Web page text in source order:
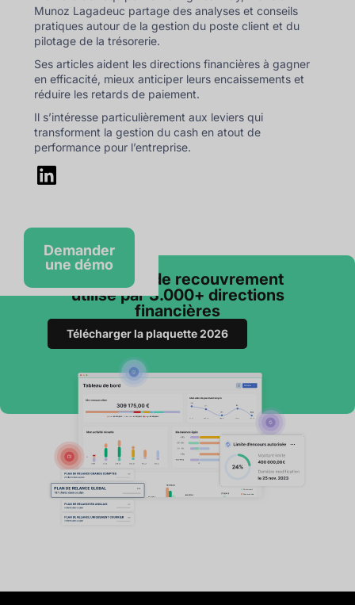
Munoz Lagadeuc partage des analyses et conseils
pratiques autour de la gestion du poste client et du
pilotage de la trésorerie.
Ses articles aident les directions financières à gagner
en efficacité, mieux anticiper leurs encaissements et
réduire les retards de paiement.
Il s’intéresse particulièrement aux leviers qui
transforment la gestion du cash en atout de
performance pour l’entreprise.
Demander
une démo
Le logiciel de recouvrement
utilisé par 3.000+ directions
financières
Télécharger la plaquette 2026